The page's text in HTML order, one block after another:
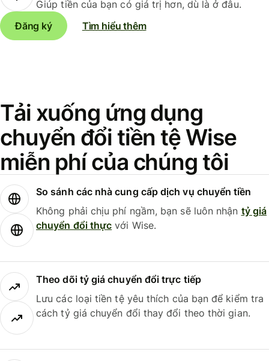
Giúp tiền của bạn có giá trị hơn, dù là ở đâu.
Đăng ký
Tìm hiểu thêm
Tải xuống ứng dụng
chuyển đổi tiền tệ Wise
miễn phí của chúng tôi
So sánh các nhà cung cấp dịch vụ chuyển tiền
Không phải chịu phí ngầm, bạn sẽ luôn nhận tỷ giá
chuyển đổi thực với Wise.
Theo dõi tỷ giá chuyển đổi trực tiếp
Lưu các loại tiền tệ yêu thích của bạn để kiểm tra
cách tỷ giá chuyển đổi thay đổi theo thời gian.